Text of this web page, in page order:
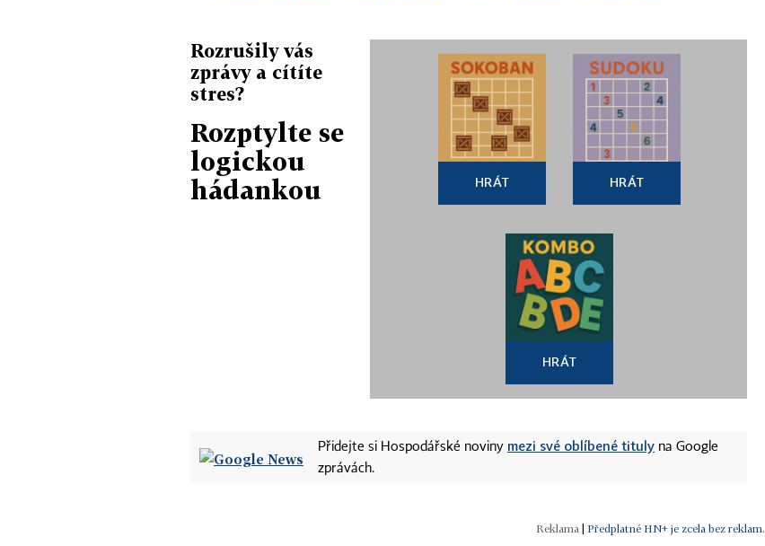
Rozrušily vás
zprávy a cítíte
stres?
Rozptylte se
logickou
hádankou
HRÁT HRÁT
HRÁT
Přidejte si Hospodářské noviny mezi své oblíbené tituly na Google
zprávách.
| Předplatné HN+ je zcela bez reklam.